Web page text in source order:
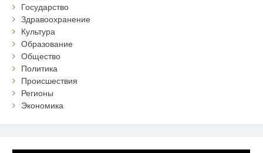
Государство
Здравоохранение
Культура
Образование
Общество
Политика
Происшествия
Регионы
Экономика